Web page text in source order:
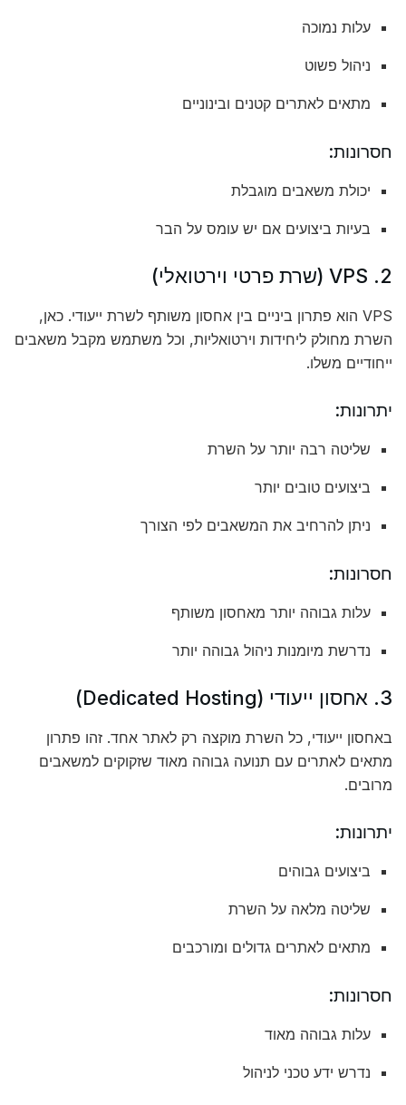
עלות נמוכה
ניהול פשוט
מתאים לאתרים קטנים ובינוניים
חסרונות:
יכולת משאבים מוגבלת
בעיות ביצועים אם יש עומס על הבר
2. VPS (שרת פרטי וירטואלי)
VPS הוא פתרון ביניים בין אחסון משותף לשרת ייעודי. כאן,
השרת מחולק ליחידות וירטואליות, וכל משתמש מקבל משאבים
ייחודיים משלו.
יתרונות:
שליטה רבה יותר על השרת
ביצועים טובים יותר
ניתן להרחיב את המשאבים לפי הצורך
חסרונות:
עלות גבוהה יותר מאחסון משותף
נדרשת מיומנות ניהול גבוהה יותר
3. אחסון ייעודי (Dedicated Hosting)
באחסון ייעודי, כל השרת מוקצה רק לאתר אחד. זהו פתרון
מתאים לאתרים עם תנועה גבוהה מאוד שזקוקים למשאבים
מרובים.
יתרונות:
ביצועים גבוהים
שליטה מלאה על השרת
מתאים לאתרים גדולים ומורכבים
חסרונות:
עלות גבוהה מאוד
נדרש ידע טכני לניהול